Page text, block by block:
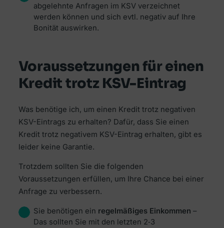
abgelehnte Anfragen im KSV verzeichnet
werden können und sich evtl. negativ auf Ihre
Bonität auswirken.
Voraussetzungen für einen
Kredit trotz KSV-Eintrag
Was benötige ich, um einen Kredit trotz negativen
KSV-Eintrags zu erhalten? Dafür, dass Sie einen
Kredit trotz negativem KSV-Eintrag erhalten, gibt es
leider keine Garantie.
Trotzdem sollten Sie die folgenden
Voraussetzungen erfüllen, um Ihre Chance bei einer
Anfrage zu verbessern.
Sie benötigen ein regelmäßiges Einkommen –
Das sollten Sie mit den letzten 2‐3